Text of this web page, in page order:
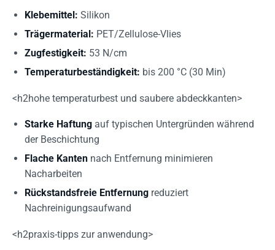
Klebemittel: Silikon
Trägermaterial: PET/Zellulose-Vlies
Zugfestigkeit: 53 N/cm
Temperaturbeständigkeit: bis 200 °C (30 Min)
<h2hohe temperaturbest und saubere abdeckkanten>
Starke Haftung auf typischen Untergründen während
der Beschichtung
Flache Kanten nach Entfernung minimieren
Nacharbeiten
Rückstandsfreie Entfernung reduziert
Nachreinigungsaufwand
<h2praxis-tipps zur anwendung>